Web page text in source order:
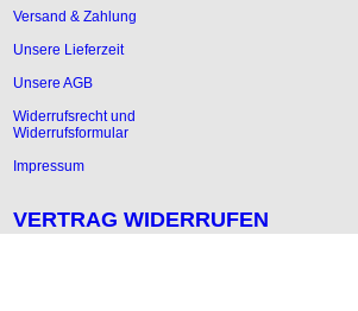
Versand & Zahlung
Unsere Lieferzeit
Unsere AGB
Widerrufsrecht und
Widerrufsformular
Impressum
VERTRAG WIDERRUFEN